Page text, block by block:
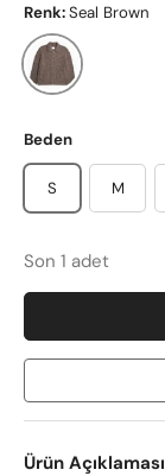
Renk:Seal Brown
Seal Brown
Beden
S M
Son 1 adet
Ürün Açıklaması